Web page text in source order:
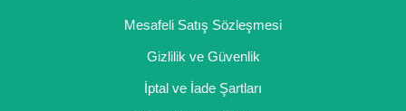
Mesafeli Satış Sözleşmesi
Gizlilik ve Güvenlik
İptal ve İade Şartları